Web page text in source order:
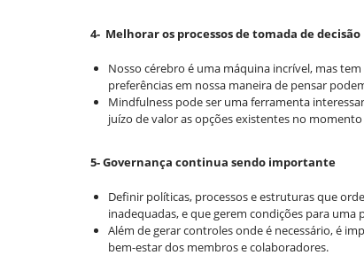
4- Melhorar os processos de tomada de decisão
Nosso cérebro é uma máquina incrível, mas
preferências em nossa maneira de pensar
Mindfulness pode ser uma ferramenta
juízo de valor as opções existentes no
5- Governança continua sendo importante
Definir políticas, processos e estruturas que
inadequadas, e que gerem condições para
Além de gerar controles onde é necessário, é
bem-estar dos membros e colaboradores.